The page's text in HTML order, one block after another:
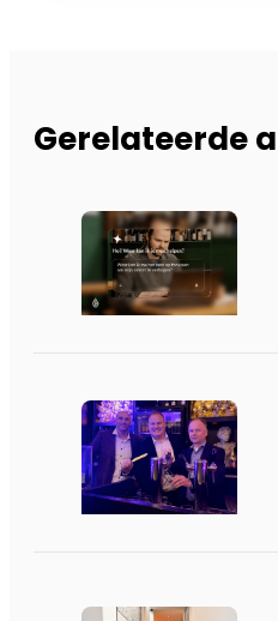
Gerelateerde